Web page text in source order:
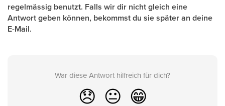
regelmässig benutzt. Falls wir dir nicht gleich eine
Antwort geben können, bekommst du sie später an deine
E-Mail.
War diese Antwort hilfreich für dich?
😞 😐 😁